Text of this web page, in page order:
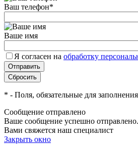
Ваш телефон*
Ваше имя
Я согласен на обработку
* - Поля, обязательные для заполнения
Сообщение отправлено
Ваше сообщение успешно
Вами свяжется наш специалист
Закрыть окно